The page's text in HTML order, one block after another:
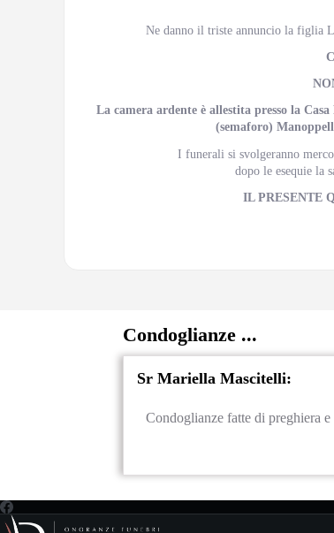
Ne danno il triste annuncio la figlia
La camera ardente è allestita presso la
(semaforo)
I funerali si svolgeranno
dopo le esequie la
IL PRESENTE
Condoglianze ...
Sr Mariella Mascitelli:
Condoglianze fatte di preghiera